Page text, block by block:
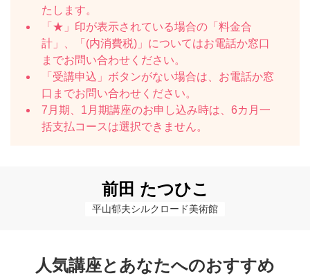
たします。
「★」印が表示されている場合の「料金合
計」、「(内消費税)」についてはお電話か窓口
までお問い合わせください。
「受講申込」ボタンがない場合は、お電話か窓
口までお問い合わせください。
7月期、1月期講座のお申し込み時は、6カ月一
括支払コースは選択できません。
前田 たつひこ
平山郁夫シルクロード美術館